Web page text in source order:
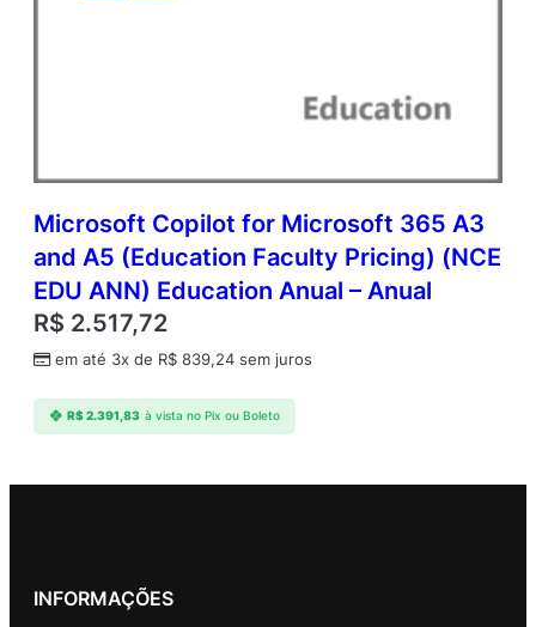
Microsoft Copilot for Microsoft 365 A3
and A5 (Education Faculty Pricing) (NCE
EDU ANN) Education Anual – Anual
R$ 2.517,72
em até 3x de R$ 839,24 sem juros
R$2.391,83 à vista no Pix ou Boleto
INFORMAÇÕES